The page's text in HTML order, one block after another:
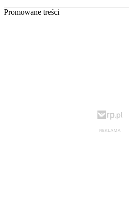
Promowane treści